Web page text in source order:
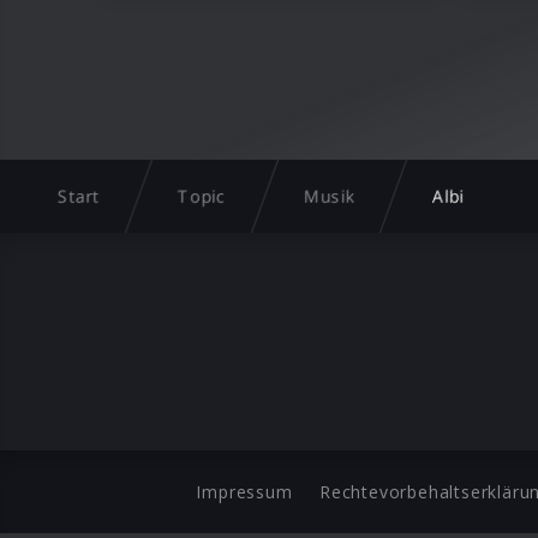
Start Topic Musik Albi
Impressum